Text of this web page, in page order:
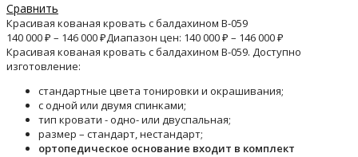
Сравнить
Красивая кованая кровать с балдахином B-059
140 000₽ – 146 000₽Диапазон цен: 140 000 ₽ – 146 000 ₽
Красивая кованая кровать с балдахином B-059. Доступно
изготовление:
стандартные цвета тонировки и окрашивания;
с одной или двумя спинками;
тип кровати - одно- или двуспальная;
размер – стандарт, нестандарт;
ортопедическое основание входит в комплект